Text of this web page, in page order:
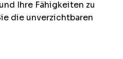
Ihre Fähigkeiten zu
die unverzichtbaren